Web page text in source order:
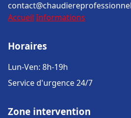
Accueil Informations
Horaires
Lun-Ven: 8h-19h
Service d'urgence 24/7
Zone intervention